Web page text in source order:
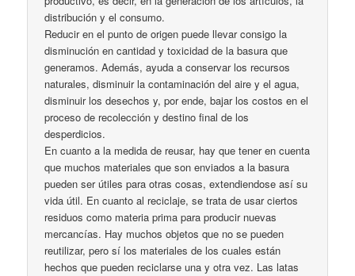
distribución y el consumo.
Reducir en el punto de origen puede llevar consigo la
disminución en cantidad y toxicidad de la basura que
generamos. Además, ayuda a conservar los recursos
naturales, disminuir la contaminación del aire y el agua,
disminuir los desechos y, por ende, bajar los costos en el
proceso de recolección y destino final de los
desperdicios.
En cuanto a la medida de reusar, hay que tener en cuenta
que muchos materiales que son enviados a la basura
pueden ser útiles para otras cosas, extendiendose así su
vida útil. En cuanto al reciclaje, se trata de usar ciertos
residuos como materia prima para producir nuevas
mercancías. Hay muchos objetos que no se pueden
reutilizar, pero sí los materiales de los cuales están
hechos que pueden reciclarse una y otra vez. Las latas